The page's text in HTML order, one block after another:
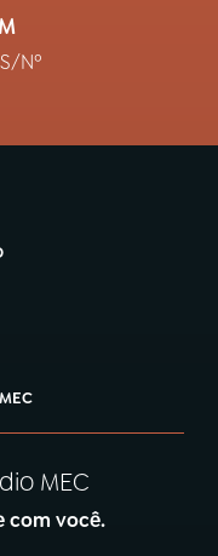
Nº
MEC
com você.